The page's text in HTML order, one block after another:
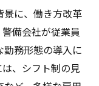
景に、働き方改革
備会社が従業員
務形態の導入に
、シフト制の見